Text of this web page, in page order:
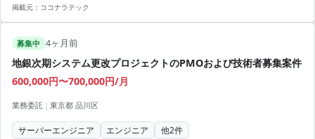
掲載元： ココナラテック
募集中 4ヶ月前
地銀次期システム更改プロジェクトのPMOおよび技術者募集案件
600,000円〜700,000円/月
業務委託 | 東京都 品川区
サーバーエンジニア エンジニア 他2件